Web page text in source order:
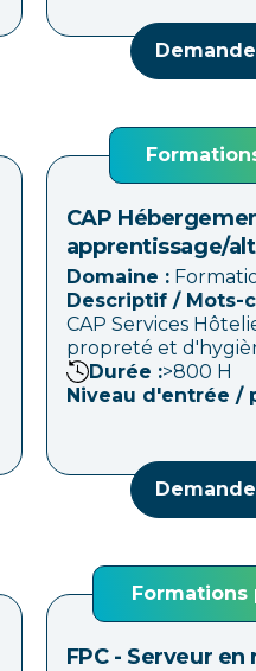
CAP
apprentissage/
Domaine :
Descriptif / Mots-
CAP Services
propreté et
Durée :>800 H
Niveau d'entrée /
Formations
FPC - Serveur en